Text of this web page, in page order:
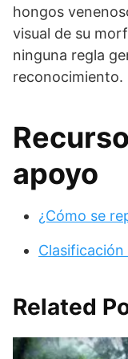
hongos
visual de su
ninguna regla
reconocimiento.
apoyo
¿Cómo se
Related